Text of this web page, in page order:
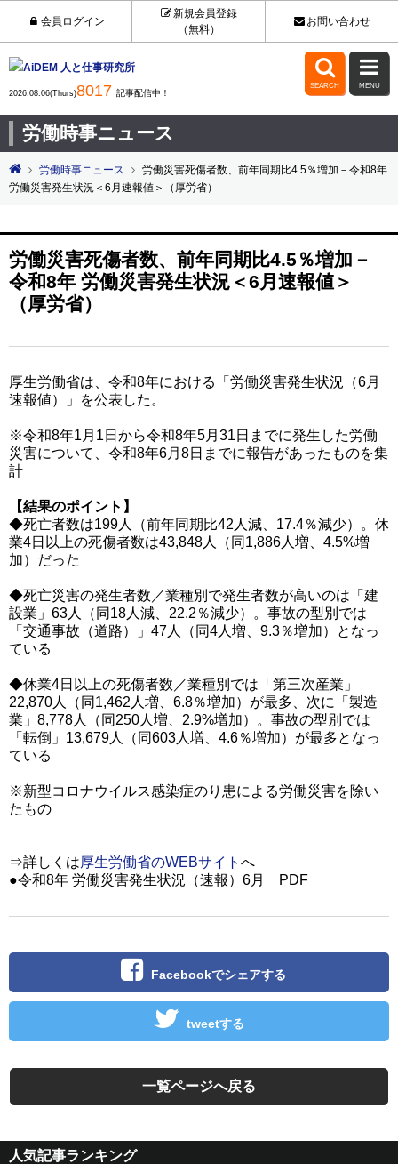
会員ログイン
新規会員登録
（無料）
お問い合わせ
2026.08.06(Thurs)8017 記事配信中！

SEARCH

MENU
労働時事ニュース
労働時事ニュース
労働災害死傷者数、前年同期比4.5％増加－令和8年
労働災害発生状況＜6月速報値＞（厚労省）
労働災害死傷者数、前年同期比4.5％増加－
令和8年 労働災害発生状況＜6月速報値＞
（厚労省）
厚生労働省は、令和8年における「労働災害発生状況（6月
速報値）」を公表した。
※令和8年1月1日から令和8年5月31日までに発生した労働
災害について、令和8年6月8日までに報告があったものを集
計
【結果のポイント】
◆死亡者数は199人（前年同期比42人減、17.4％減少）。休
業4日以上の死傷者数は43,848人（同1,886人増、4.5%増
加）だった
◆死亡災害の発生者数／業種別で発生者数が高いのは「建
設業」63人（同18人減、22.2％減少）。事故の型別では
「交通事故（道路）」47人（同4人増、9.3％増加）となっ
ている
◆休業4日以上の死傷者数／業種別では「第三次産業」
22,870人（同1,462人増、6.8％増加）が最多、次に「製造
業」8,778人（同250人増、2.9%増加）。事故の型別では
「転倒」13,679人（同603人増、4.6％増加）が最多となっ
ている
※新型コロナウイルス感染症のり患による労働災害を除い
たもの
⇒詳しくは厚生労働省のWEBサイト へ
●令和8年 労働災害発生状況（速報）6月 PDF
Facebookでシェアする
tweetする
一覧ページへ戻る
人気記事ランキング